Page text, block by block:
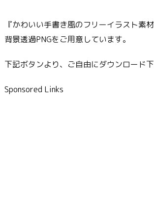
『かわいい手書き風のフリーイラスト素
背景透過PNGをご用意しています。
下記ボタンより、ご自由にダウンロード下
Sponsored Links